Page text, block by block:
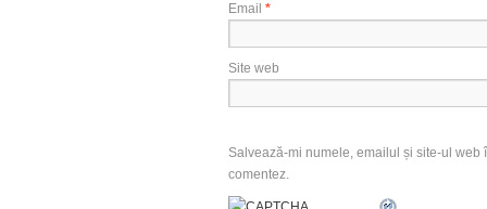
Email *
Site web
Salvează-mi numele, emailul și site-ul
comentez.